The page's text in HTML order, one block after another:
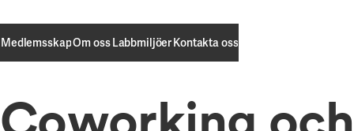
MedlemsskapOm ossLabbmiljöerKontakta oss